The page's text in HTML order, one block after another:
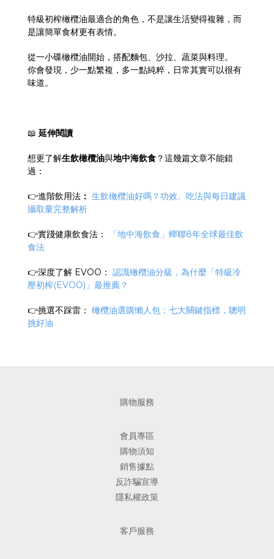
特級初榨橄欖油最適合的角色，不是讓生活變得複雜，而
是讓簡單食材更有表情。
從一小碟橄欖油開始，搭配麵包、沙拉、蔬菜與料理。
你會發現，少一點繁複，多一點純粹，日常其實可以很有
味道。
📖 延伸閱讀
想更了解生飲橄欖油與地中海飲食 ？這幾篇文章不能錯
過：
👉進階飲用法 ： 生飲橄欖油好嗎？功效、吃法與每日建議
攝取量完整解析
👉實踐健康飲食法：
「地中海飲食」蟬聯8年全球最佳飲
食法
👉深度了解 EVOO： 認識橄欖油分級，為什麼「特級冷
壓初榨(EVOO)」最推薦？
👉挑選不踩雷： 橄欖油選購懶人包：七大關鍵指標，聰明
挑好油
購物服務
會員專區
購物須知
銷售據點
反詐騙宣導
隱私權政策
客戶服務